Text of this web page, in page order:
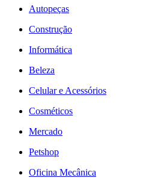
Autopeças
Construção
Informática
Beleza
Celular e Acessórios
Cosméticos
Mercado
Petshop
Oficina Mecânica